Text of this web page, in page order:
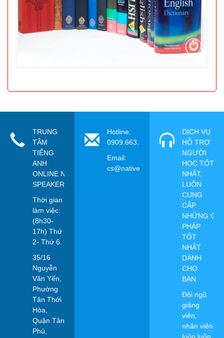
TRUNG
TÂM
TIẾNG
ANH
ONLINE NATIVE
SPEAKER
Thời gian
làm việc:
(8h30-
17h) Thứ
2- Thứ 6.
35/16
Nguyễn
Văn Yến,
Phường
Tân Thới
Hòa,
Quận Tân
Phú,
Hotline:
0909.663.115
Email:
cs@nativespeaker.vn
DỊCH VỤ
HỖ TRỢ
NGƯỜI
HỌC TỐT
NHẤT,
LUÔN
CUNG
CẤP
NHỮNG GIẢI
PHÁP
TỐT
NHẤT
DÀNH
CHO
BẠN.
Đội ngũ
giảng
viên,
nhân viên